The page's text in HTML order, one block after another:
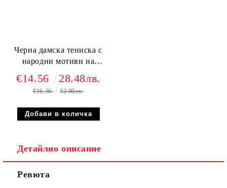
Черна дамска тениска с
народни мотиви на
€14.56 28.48лв.
€16.36 32.00лв.
Детайлно описание
Ревюта